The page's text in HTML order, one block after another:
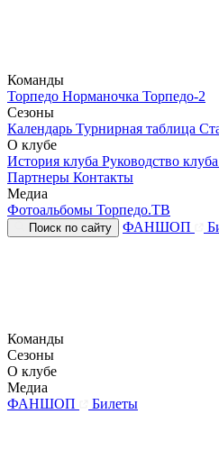
Команды
Торпедо Норманочка Торпедо-2
Сезоны
Календарь Турнирная таблица
О клубе
История клуба Руководство клуба
Партнеры Контакты
Медиа
Фотоальбомы Торпедо.ТВ
Поиск по сайту ФАНШОП
Команды
Сезоны
О клубе
Медиа
ФАНШОП
Билеты